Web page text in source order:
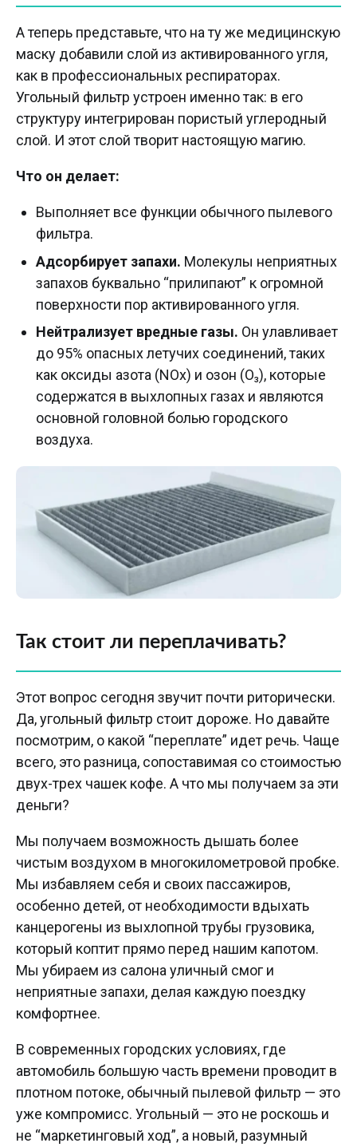
А теперь представьте, что на ту же медицинскую
маску добавили слой из активированного угля,
как в профессиональных респираторах.
Угольный фильтр устроен именно так: в его
структуру интегрирован пористый углеродный
слой. И этот слой творит настоящую магию.
Что он делает:
Выполняет все функции обычного пылевого
фильтра.
Адсорбирует запахи. Молекулы неприятных
запахов буквально “прилипают” к огромной
поверхности пор активированного угля.
Нейтрализует вредные газы. Он улавливает
до 95% опасных летучих соединений, таких
как оксиды азота (NOx) и озон (O₃), которые
содержатся в выхлопных газах и являются
основной головной болью городского
воздуха.
Так стоит ли переплачивать?
Этот вопрос сегодня звучит почти риторически.
Да, угольный фильтр стоит дороже. Но давайте
посмотрим, о какой “переплате” идет речь. Чаще
всего, это разница, сопоставимая со стоимостью
двух-трех чашек кофе. А что мы получаем за эти
деньги?
Мы получаем возможность дышать более
чистым воздухом в многокилометровой пробке.
Мы избавляем себя и своих пассажиров,
особенно детей, от необходимости вдыхать
канцерогены из выхлопной трубы грузовика,
который коптит прямо перед нашим капотом.
Мы убираем из салона уличный смог и
неприятные запахи, делая каждую поездку
комфортнее.
В современных городских условиях, где
автомобиль большую часть времени проводит в
плотном потоке, обычный пылевой фильтр — это
уже компромисс. Угольный — это не роскошь и
не “маркетинговый ход”, а новый, разумный